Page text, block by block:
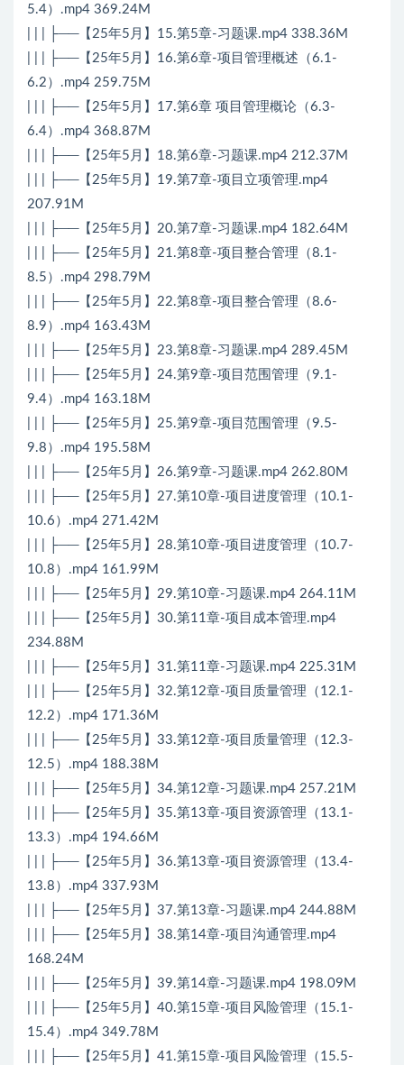
5.4）.mp4 369.24M
| | | ├──【25年5月】15.第5章-习题课.mp4 338.36M
| | | ├──【25年5月】16.第6章-项目管理概述（6.1-
6.2）.mp4 259.75M
| | | ├──【25年5月】17.第6章 项目管理概论（6.3-
6.4）.mp4 368.87M
| | | ├──【25年5月】18.第6章-习题课.mp4 212.37M
| | | ├──【25年5月】19.第7章-项目立项管理.mp4
207.91M
| | | ├──【25年5月】20.第7章-习题课.mp4 182.64M
| | | ├──【25年5月】21.第8章-项目整合管理（8.1-
8.5）.mp4 298.79M
| | | ├──【25年5月】22.第8章-项目整合管理（8.6-
8.9）.mp4 163.43M
| | | ├──【25年5月】23.第8章-习题课.mp4 289.45M
| | | ├──【25年5月】24.第9章-项目范围管理（9.1-
9.4）.mp4 163.18M
| | | ├──【25年5月】25.第9章-项目范围管理（9.5-
9.8）.mp4 195.58M
| | | ├──【25年5月】26.第9章-习题课.mp4 262.80M
| | | ├──【25年5月】27.第10章-项目进度管理（10.1-
10.6）.mp4 271.42M
| | | ├──【25年5月】28.第10章-项目进度管理（10.7-
10.8）.mp4 161.99M
| | | ├──【25年5月】29.第10章-习题课.mp4 264.11M
| | | ├──【25年5月】30.第11章-项目成本管理.mp4
234.88M
| | | ├──【25年5月】31.第11章-习题课.mp4 225.31M
| | | ├──【25年5月】32.第12章-项目质量管理（12.1-
12.2）.mp4 171.36M
| | | ├──【25年5月】33.第12章-项目质量管理（12.3-
12.5）.mp4 188.38M
| | | ├──【25年5月】34.第12章-习题课.mp4 257.21M
| | | ├──【25年5月】35.第13章-项目资源管理（13.1-
13.3）.mp4 194.66M
| | | ├──【25年5月】36.第13章-项目资源管理（13.4-
13.8）.mp4 337.93M
| | | ├──【25年5月】37.第13章-习题课.mp4 244.88M
| | | ├──【25年5月】38.第14章-项目沟通管理.mp4
168.24M
| | | ├──【25年5月】39.第14章-习题课.mp4 198.09M
| | | ├──【25年5月】40.第15章-项目风险管理（15.1-
15.4）.mp4 349.78M
| | | ├──【25年5月】41.第15章-项目风险管理（15.5-